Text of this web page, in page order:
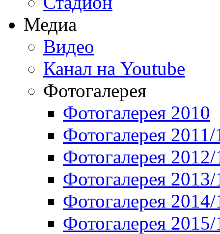
Медиа
Видео
Канал на Youtube
Фотогалерея
Фотогалерея 2010
Фотогалерея 2011/
Фотогалерея
Фотогалерея
Фотогалерея
Фотогалерея